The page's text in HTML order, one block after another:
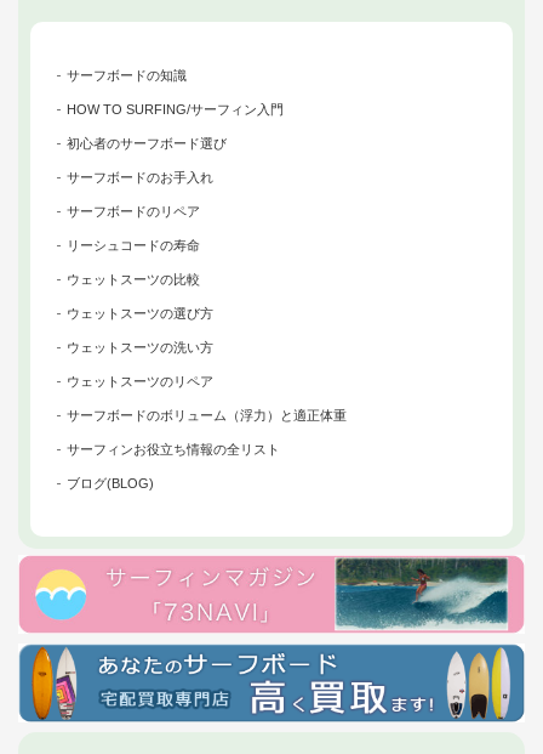
サーフボードの知識
HOW TO SURFING/サーフィン入門
初心者のサーフボード選び
サーフボードのお手入れ
サーフボードのリペア
リーシュコードの寿命
ウェットスーツの比較
ウェットスーツの選び方
ウェットスーツの洗い方
ウェットスーツのリペア
サーフボードのボリューム（浮力）と適正体重
サーフィンお役立ち情報の全リスト
ブログ(BLOG)